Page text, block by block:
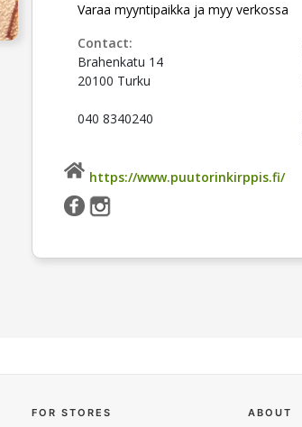
Varaa myyntipaikka ja myy verkossa
Contact:
Brahenkatu 14
20100 Turku
040 8340240
https://www.puutorinkirppis.fi/
FOR STORES ABOUT